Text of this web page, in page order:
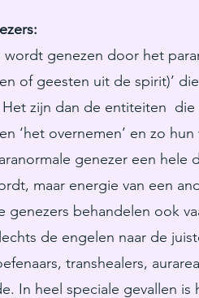
wordt genezen door het
of geesten uit de spirit)’
zijn dan de entiteiten
‘het overnemen’ en zo
genezer een
maar energie van een
genezers behandelen ook
de engelen naar de
transhealers,
In heel speciale gevallen